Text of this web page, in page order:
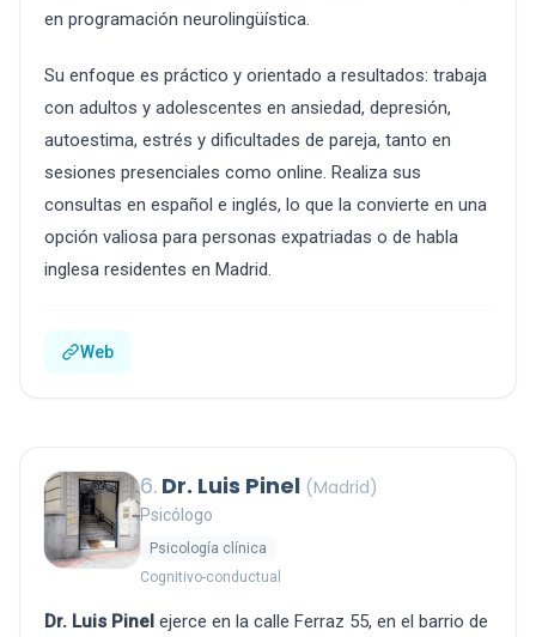
en programación neurolingüística.
Su enfoque es práctico y orientado a resultados: trabaja
con adultos y adolescentes en ansiedad, depresión,
autoestima, estrés y dificultades de pareja, tanto en
sesiones presenciales como online. Realiza sus
consultas en español e inglés, lo que la convierte en una
opción valiosa para personas expatriadas o de habla
inglesa residentes en Madrid.
Web
6. Dr. Luis Pinel (Madrid)
Psicólogo
Psicología clínica
Cognitivo-conductual
Dr. Luis Pinel ejerce en la calle Ferraz 55, en el barrio de